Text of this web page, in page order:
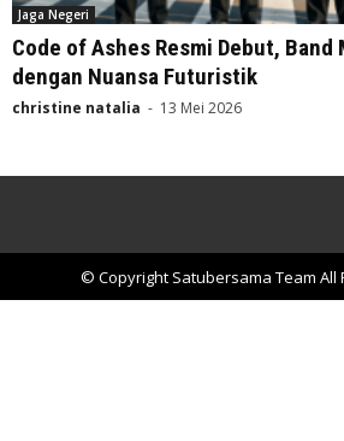
Jaga Negeri
Code of Ashes Resmi Debut, Band
dengan Nuansa Futuristik
christine natalia - 13 Mei 2026
© Copyright Satubersama Team All